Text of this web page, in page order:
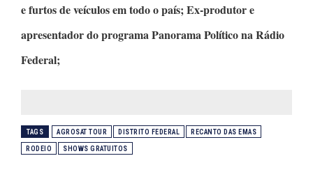
e furtos de veículos em todo o país; Ex-produtor e
apresentador do programaPanorama Políticona Rádio
Federal;
TAGS AGROSAT TOUR DISTRITO FEDERAL RECANTO DAS EMAS
RODEIO SHOWS GRATUITOS